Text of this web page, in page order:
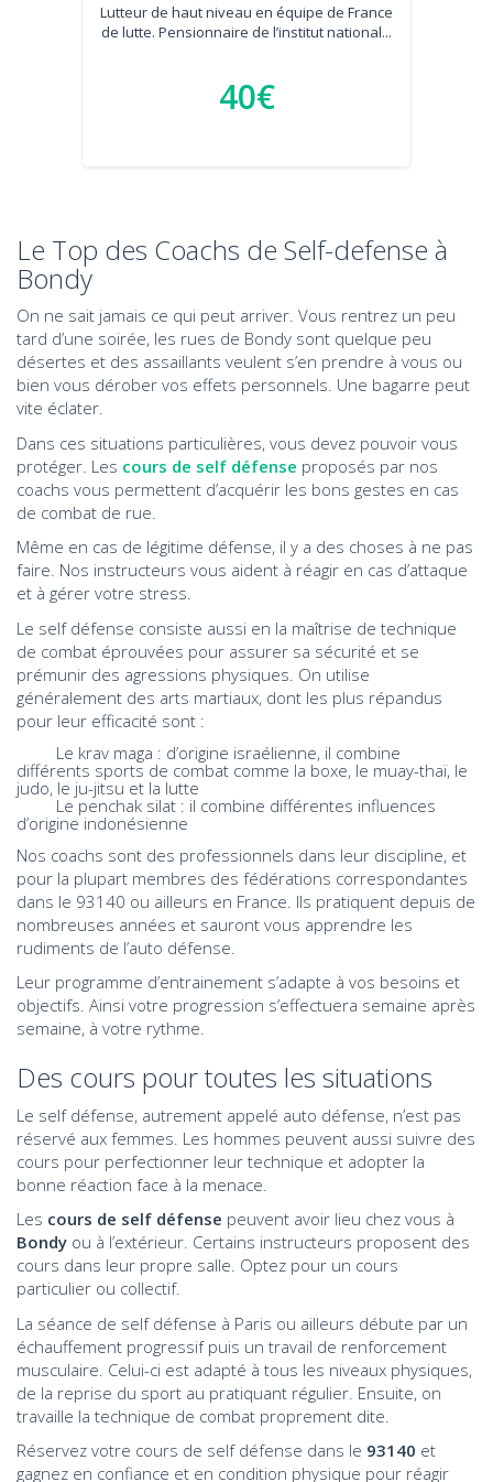
Lutteur de haut niveau en équipe de France
de lutte. Pensionnaire de l’institut national...
40€
Le Top des Coachs de Self-defense à
Bondy
On ne sait jamais ce qui peut arriver. Vous rentrez un peu
tard d’une soirée, les rues de Bondy sont quelque peu
désertes et des assaillants veulent s’en prendre à vous ou
bien vous dérober vos effets personnels. Une bagarre peut
vite éclater.
Dans ces situations particulières, vous devez pouvoir vous
protéger. Les cours de self défense proposés par nos
coachs vous permettent d’acquérir les bons gestes en cas
de combat de rue.
Même en cas de légitime défense, il y a des choses à ne pas
faire. Nos instructeurs vous aident à réagir en cas d’attaque
et à gérer votre stress.
Le self défense consiste aussi en la maîtrise de technique
de combat éprouvées pour assurer sa sécurité et se
prémunir des agressions physiques. On utilise
généralement des arts martiaux, dont les plus répandus
pour leur efficacité sont :
Le krav maga : d’origine israélienne, il combine
différents sports de combat comme la boxe, le muay-thaï, le
judo, le ju-jitsu et la lutte
Le penchak silat : il combine différentes influences
d’origine indonésienne
Nos coachs sont des professionnels dans leur discipline, et
pour la plupart membres des fédérations correspondantes
dans le 93140 ou ailleurs en France. Ils pratiquent depuis de
nombreuses années et sauront vous apprendre les
rudiments de l’auto défense.
Leur programme d’entrainement s’adapte à vos besoins et
objectifs. Ainsi votre progression s’effectuera semaine après
semaine, à votre rythme.
Des cours pour toutes les situations
Le self défense, autrement appelé auto défense, n’est pas
réservé aux femmes. Les hommes peuvent aussi suivre des
cours pour perfectionner leur technique et adopter la
bonne réaction face à la menace.
Les cours de self défense peuvent avoir lieu chez vous à
Bondy ou à l’extérieur. Certains instructeurs proposent des
cours dans leur propre salle. Optez pour un cours
particulier ou collectif.
La séance de self défense à Paris ou ailleurs débute par un
échauffement progressif puis un travail de renforcement
musculaire. Celui-ci est adapté à tous les niveaux physiques,
de la reprise du sport au pratiquant régulier. Ensuite, on
travaille la technique de combat proprement dite.
Réservez votre cours de self défense dans le 93140 et
gagnez en confiance et en condition physique pour réagir